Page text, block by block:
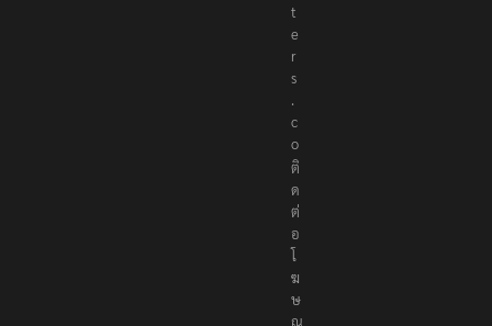
o
r
t
e
r
s
.
c
o
ติ
ด
ต่
อ
โ